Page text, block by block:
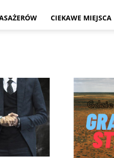
CIEKAWE MIEJSCA